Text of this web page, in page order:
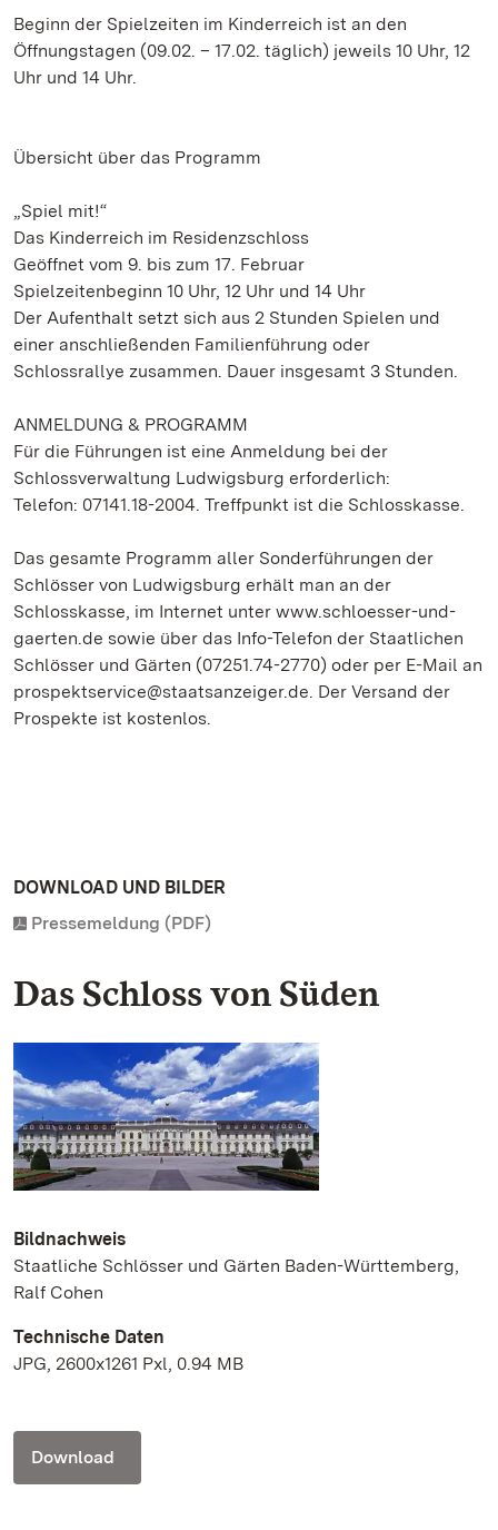
Beginn der Spielzeiten im Kinderreich ist an den
Öffnungstagen (09.02. – 17.02. täglich) jeweils 10 Uhr, 12
Uhr und 14 Uhr.
Übersicht über das Programm
„Spiel mit!“
Das Kinderreich im Residenzschloss
Geöffnet vom 9. bis zum 17. Februar
Spielzeitenbeginn 10 Uhr, 12 Uhr und 14 Uhr
Der Aufenthalt setzt sich aus 2 Stunden Spielen und
einer anschließenden Familienführung oder
Schlossrallye zusammen. Dauer insgesamt 3 Stunden.
ANMELDUNG & PROGRAMM
Für die Führungen ist eine Anmeldung bei der
Schlossverwaltung Ludwigsburg erforderlich:
Telefon: 07141.18-2004. Treffpunkt ist die Schlosskasse.
Das gesamte Programm aller Sonderführungen der
Schlösser von Ludwigsburg erhält man an der
Schlosskasse, im Internet unter www.schloesser-und-
gaerten.de sowie über das Info-Telefon der Staatlichen
Schlösser und Gärten (07251.74-2770) oder per E-Mail an
prospektservice@staatsanzeiger.de. Der Versand der
Prospekte ist kostenlos.
DOWNLOAD UND BILDER
Pressemeldung (PDF)
Das Schloss von Süden
Bildnachweis
Staatliche Schlösser und Gärten Baden-Württemberg,
Ralf Cohen
Technische Daten
JPG, 2600x1261 Pxl, 0.94 MB
Download